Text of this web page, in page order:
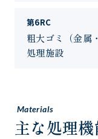
第6RC
粗大ゴミ（金属
処理施設
Materials
主な処理